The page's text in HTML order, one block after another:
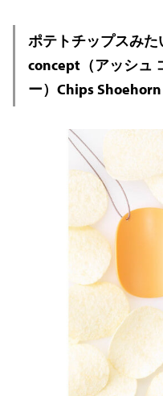
ポテトチップスみ
concept（アッシュ
ー）Chips